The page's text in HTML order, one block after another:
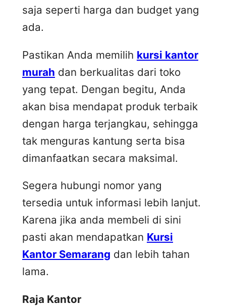
saja seperti harga dan budget yang
ada.
Pastikan Anda memilih kursi kantor
murah dan berkualitas dari toko
yang tepat. Dengan begitu, Anda
akan bisa mendapat produk terbaik
dengan harga terjangkau, sehingga
tak menguras kantung serta bisa
dimanfaatkan secara maksimal.
Segera hubungi nomor yang
tersedia untuk informasi lebih lanjut.
Karena jika anda membeli di sini
pasti akan mendapatkan Kursi
Kantor Semarang dan lebih tahan
lama.
Raja Kantor